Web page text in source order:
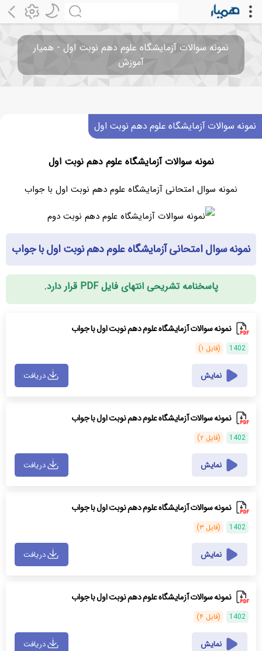
نمونه سوالات آزمایشگاه علوم دهم نوبت اول - همیار
آموزش
نمونه سوالات آزمایشگاه علوم دهم نوبت اول
نمونه سوالات آزمایشگاه علوم دهم نوبت اول
نمونه سوال امتحانی آزمایشگاه علوم دهم نوبت اول با جواب
نمونه سوال امتحانی آزمایشگاه علوم دهم نوبت اول با جواب
پاسخنامه تشریحی انتهای فایل PDF قرار دارد.
نمونه سوالات آزمایشگاه علوم دهم نوبت اول با جواب
1402 (فایل ۱)
نمایش دریافت
نمونه سوالات آزمایشگاه علوم دهم نوبت اول با جواب
1402 (فایل ۲)
نمایش دریافت
نمونه سوالات آزمایشگاه علوم دهم نوبت اول با جواب
1402 (فایل ۳)
نمایش دریافت
نمونه سوالات آزمایشگاه علوم دهم نوبت اول با جواب
1402 (فایل ۴)
نمایش دریافت